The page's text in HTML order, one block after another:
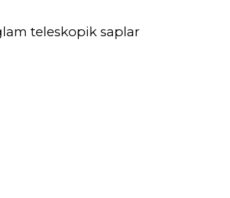
teleskopik saplar